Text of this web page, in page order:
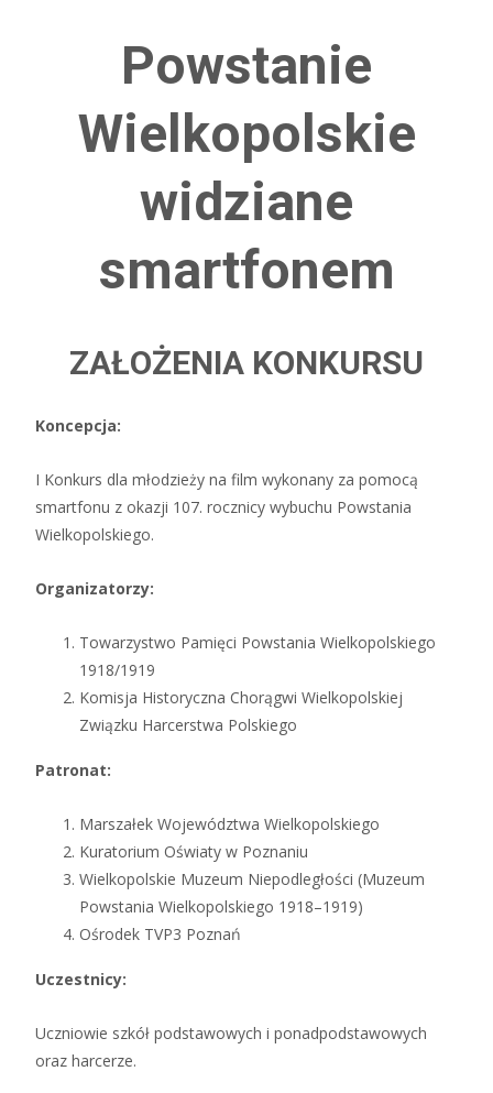
Powstanie
Wielkopolskie
widziane
smartfonem
ZAŁOŻENIA KONKURSU
Koncepcja:
I Konkurs dla młodzieży na film wykonany za pomocą
smartfonu z okazji 107. rocznicy wybuchu Powstania
Wielkopolskiego.
Organizatorzy:
Towarzystwo Pamięci Powstania Wielkopolskiego
1918/1919
Komisja Historyczna Chorągwi Wielkopolskiej
Związku Harcerstwa Polskiego
Patronat:
Marszałek Województwa Wielkopolskiego
Kuratorium Oświaty w Poznaniu
Wielkopolskie Muzeum Niepodległości (Muzeum
Powstania Wielkopolskiego 1918–1919)
Ośrodek TVP3 Poznań
Uczestnicy:
Uczniowie szkół podstawowych i ponadpodstawowych
oraz harcerze.